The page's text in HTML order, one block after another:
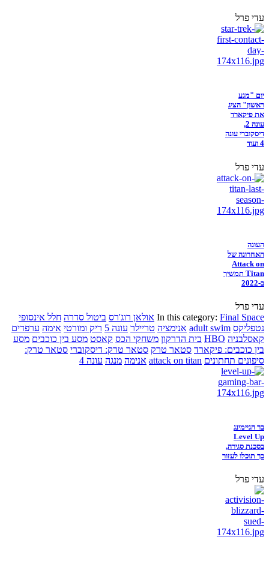
עדי פרל
יום "מגע
ראשון" הציג
את פיקארד
עונה 2,
דיסקוברי עונה
4 ועוד
עדי פרל
העונה
האחרונה של
Attack on
Titan תמשיך
ב-2022
עדי פרל
In this category: Final Space אולאן רוג'רס ביטול סדרה חלל אינסופי
נטפליקס adult swim אנימציה טריילר עונה 5 ריק ומורטי אימה ערפדים
קאסלבניה HBO בית הדרקון משחקי הכס קאסט מסע בין כוכבים מסע
בין כוכבים: פיקארד סטאר טרק סטאר טרק: דיסקוברי סטאר טרק:
סיפונים תחתונים attack on titan אנימה מנגה עונה 4
בר הגיימינג
Level Up
בסכנת סגירה,
כך תוכלו לעזור
עדי פרל